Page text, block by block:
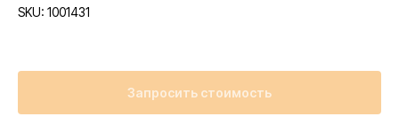
SKU: 1001431
Запросить стоимость